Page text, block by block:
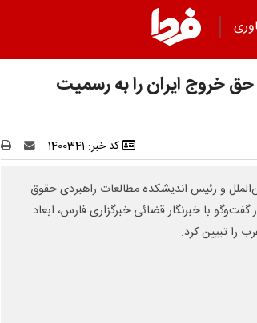
عبدی: ماده دهم NPT حق خروج ایران را به رسمیت
کد خبر: 1400341
و رئیس اندیشکده مطالعات راهبردی حقوق
گفت‌وگو با خبرنگار قضائی خبرگزاری فارس، ابعاد
را تبیین کرد.